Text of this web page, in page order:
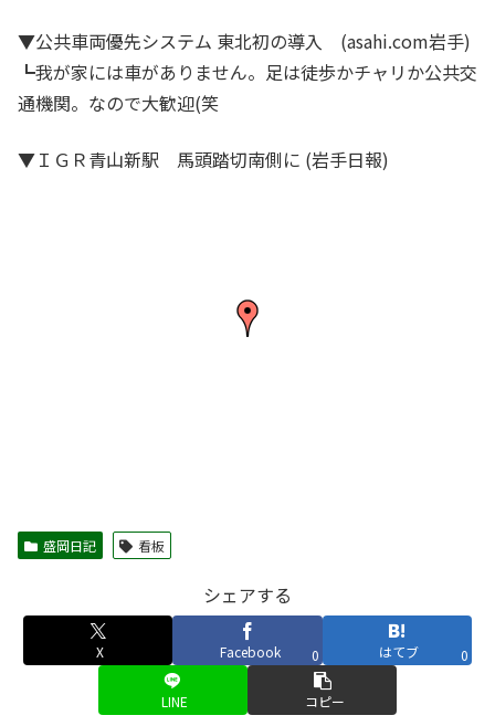
▼公共車両優先システム 東北初の導入 (asahi.com岩手)
┗我が家には車がありません。足は徒歩かチャリか公共交
通機関。なので大歓迎(笑
▼ＩＧＲ青山新駅 馬頭踏切南側に (岩手日報)
盛岡日記 看板
シェアする
X Facebook 0 はてブ 0
LINE コピー